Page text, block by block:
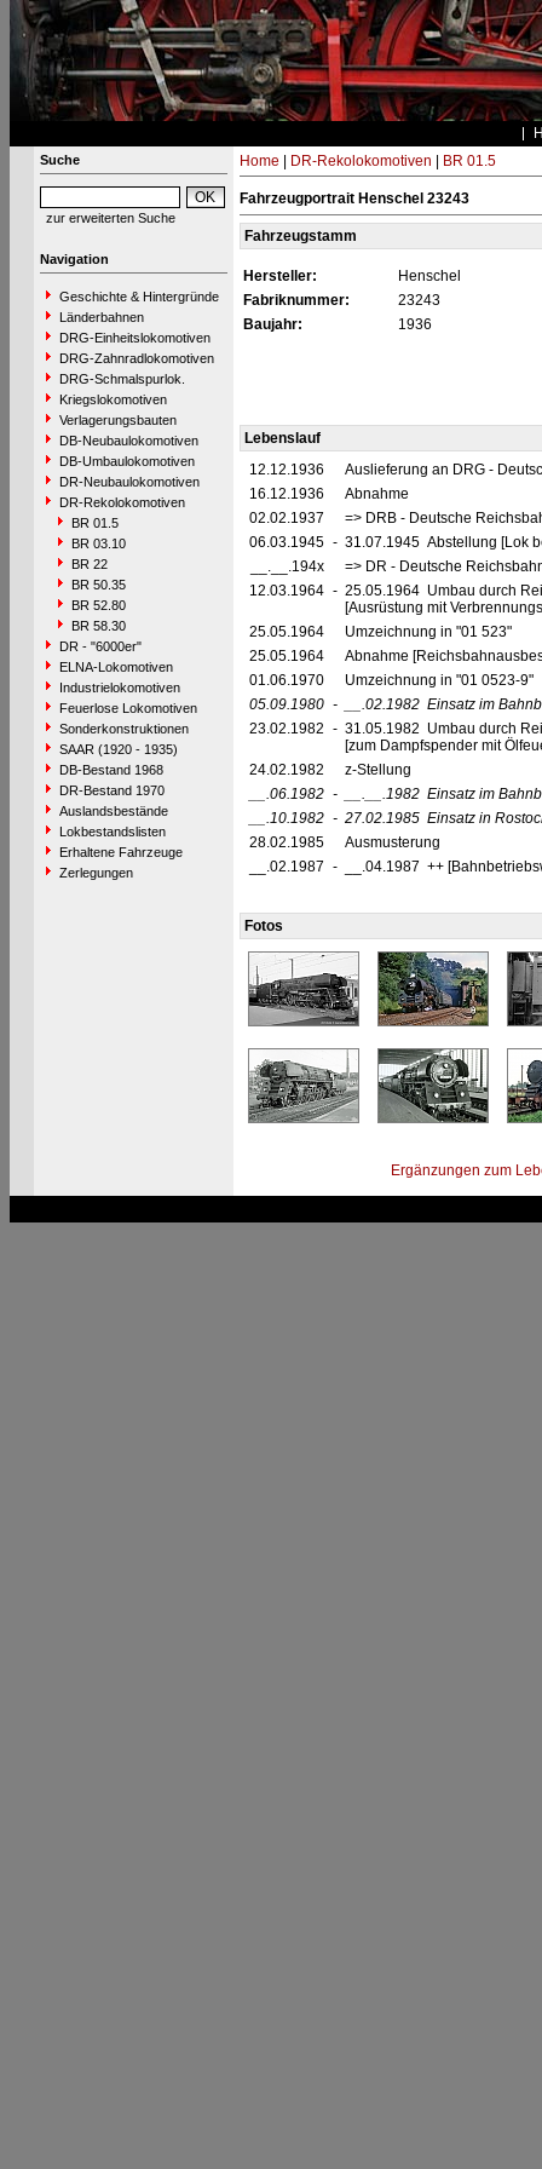
Suche
zur erweiterten Suche
Navigation
Geschichte & Hintergründe
Länderbahnen
DRG-Einheitslokomotiven
DRG-Zahnradlokomotiven
DRG-Schmalspurlok.
Kriegslokomotiven
Verlagerungsbauten
DB-Neubaulokomotiven
DB-Umbaulokomotiven
DR-Neubaulokomotiven
DR-Rekolokomotiven
BR 01.5
BR 03.10
BR 22
BR 50.35
BR 52.80
BR 58.30
DR - "6000er"
ELNA-Lokomotiven
Industrielokomotiven
Feuerlose Lokomotiven
Sonderkonstruktionen
SAAR (1920 - 1935)
DB-Bestand 1968
DR-Bestand 1970
Auslandsbestände
Lokbestandslisten
Erhaltene Fahrzeuge
Zerlegungen
Home DR-Rekolokomotiven BR 01.5
Fahrzeugportrait Henschel 23243
Fahrzeugstamm
Hersteller:
Henschel
Fabriknummer:
23243
Baujahr:
1936
Lebenslauf
12.12.1936
Auslieferung an DRG -
16.12.1936
Abnahme
02.02.1937
=> DRB - Deutsche
06.03.1945 - 31.07.1945 Abstellung [Lok
__.__.194x
=> DR - Deutsche
12.03.1964 - 25.05.1964 Umbau durch
[Ausrüstung mit
25.05.1964
Umzeichnung in "01 523"
25.05.1964
Abnahme
01.06.1970
Umzeichnung in "01 0523-9"
05.09.1980 - __.02.1982 Einsatz im
23.02.1982 - 31.05.1982 Umbau durch
[zum Dampfspender mit
24.02.1982
z-Stellung
__.06.1982 - __.__.1982 Einsatz im
__.10.1982 - 27.02.1985 Einsatz in
28.02.1985
Ausmusterung
__.02.1987 - __.04.1987 ++
Fotos
Ergänzungen zum